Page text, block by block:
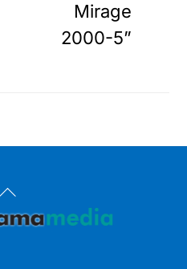
Mirage
2000-5”
Back
To